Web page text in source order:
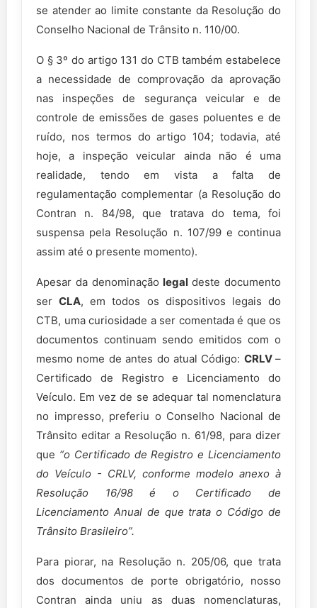
se atender ao limite constante da Resolução do
Conselho Nacional de Trânsito n. 110/00.
O § 3º do artigo 131 do CTB também estabelece
a necessidade de comprovação da aprovação
nas inspeções de segurança veicular e de
controle de emissões de gases poluentes e de
ruído, nos termos do artigo 104; todavia, até
hoje, a inspeção veicular ainda não é uma
realidade, tendo em vista a falta de
regulamentação complementar (a Resolução do
Contran n. 84/98, que tratava do tema, foi
suspensa pela Resolução n. 107/99 e continua
assim até o presente momento).
Apesar da denominação legaldeste documento
serCLA, em todos os dispositivos legais do
CTB, uma curiosidade a ser comentada é que os
documentos continuam sendo emitidos com o
mesmo nome de antes do atual Código: CRLV –
Certificado de Registro e Licenciamento do
Veículo. Em vez de se adequar tal nomenclatura
no impresso, preferiu o Conselho Nacional de
Trânsito editar a Resolução n. 61/98, para dizer
que “o Certificado de Registro e Licenciamento
do Veículo - CRLV, conforme modelo anexo à
Resolução 16/98 é o Certificado de
Licenciamento Anual de que trata o Código de
Trânsito Brasileiro”.
Para piorar, na Resolução n. 205/06, que trata
dos documentos de porte obrigatório, nosso
Contran ainda uniu as duas nomenclaturas,